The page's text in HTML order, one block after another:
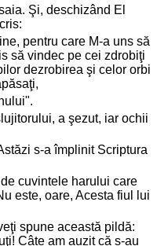
Şi, deschizând El
pentru care M-a uns să
să vindec pe cei zdrobiţi
dezrobirea şi celor orbi
a şezut, iar ochii
s-a împlinit Scriptura
cuvintele harului care
este, oare, Acesta fiul lui
spune această pildă:
Câte am auzit că s-au